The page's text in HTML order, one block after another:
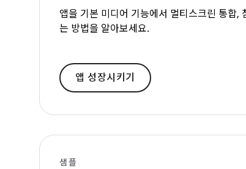
앱을 기본 미디어 기능에서 멀티스크린 통합,
는 방법을 알아보세요.
앱 성장시키기
샘플